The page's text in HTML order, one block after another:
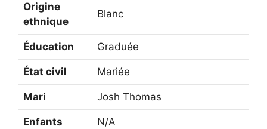
Origine
ethnique
Blanc
Éducation Graduée
État civil Mariée
Mari Josh Thomas
Enfants N/A